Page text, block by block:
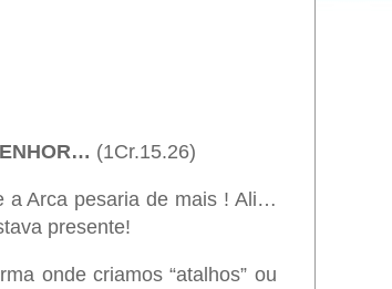
(1Cr.15.26)
a Arca pesaria de mais ! Ali…
presente!
onde criamos “atalhos” ou